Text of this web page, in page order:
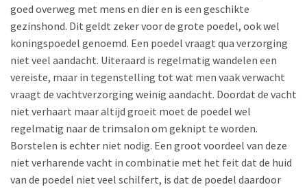
goed overweg met mens en dier en is een geschikte
gezinshond. Dit geldt zeker voor de grote poedel, ook wel
koningspoedel genoemd. Een poedel vraagt qua verzorging
niet veel aandacht. Uiteraard is regelmatig wandelen een
vereiste, maar in tegenstelling tot wat men vaak verwacht
vraagt de vachtverzorging weinig aandacht. Doordat de vacht
niet verhaart maar altijd groeit moet de poedel wel
regelmatig naar de trimsalon om geknipt te worden.
Borstelen is echter niet nodig. Een groot voordeel van deze
niet verharende vacht in combinatie met het feit dat de huid
van de poedel niet veel schilfert, is dat de poedel daardoor